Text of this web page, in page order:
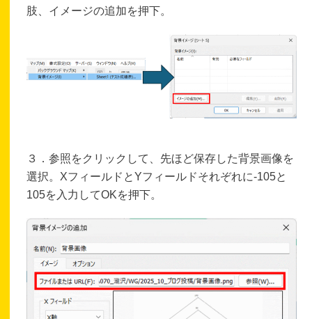
肢、イメージの追加を押下。
３．参照をクリックして、先ほど保存した背景画像を
選択。XフィールドとYフィールドそれぞれに-105と
105を入力してOKを押下。